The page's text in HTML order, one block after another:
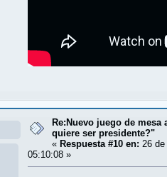
Re:Nuevo juego de
quiere ser presidente?"
« Respuesta #10 en: 26
05:10:08 »